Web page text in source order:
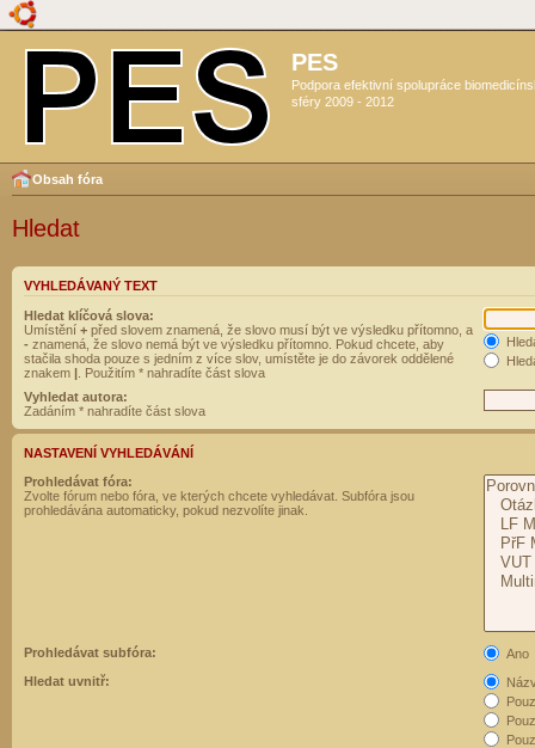
PES
Podpora efektivní spolupráce
sféry 2009 - 2012
Obsah fóra
Hledat
VYHLEDÁVANÝ TEXT
Hledat klíčová slova:
Umístění + před slovem znamená, že slovo musí být ve výsledku přítomno, a
- znamená, že slovo nemá být ve výsledku přítomno. Pokud chcete, aby
stačila shoda pouze s jedním z více slov, umístěte je do závorek oddělené
znakem | . Použitím * nahradíte část slova
Vyhledat autora:
Zadáním * nahradíte část slova
NASTAVENÍ VYHLEDÁVÁNÍ
Prohledávat fóra:
Zvolte fórum nebo fóra, ve kterých chcete vyhledávat. Subfóra jsou
prohledávána automaticky, pokud nezvolíte jinak.
Prohledávat subfóra:
Ano
Hledat uvnitř: